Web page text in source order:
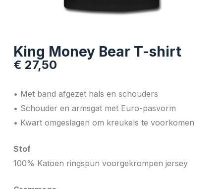
King Money Bear T-shirt
€ 27,50
• Met band afgezet hals en schouders
• Schouder en armsgat met Euro-pasvorm
• Kwart omgeslagen om kreukels te voorkomen
Stof
100% Katoen ringspun voorgekrompen jersey